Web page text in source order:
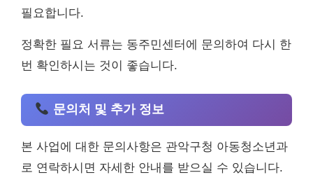
필요합니다.
정확한 필요 서류는 동주민센터에 문의하여 다시 한
번 확인하시는 것이 좋습니다.
문의처 및 추가 정보
본 사업에 대한 문의사항은 관악구청 아동청소년과
로 연락하시면 자세한 안내를 받으실 수 있습니다.